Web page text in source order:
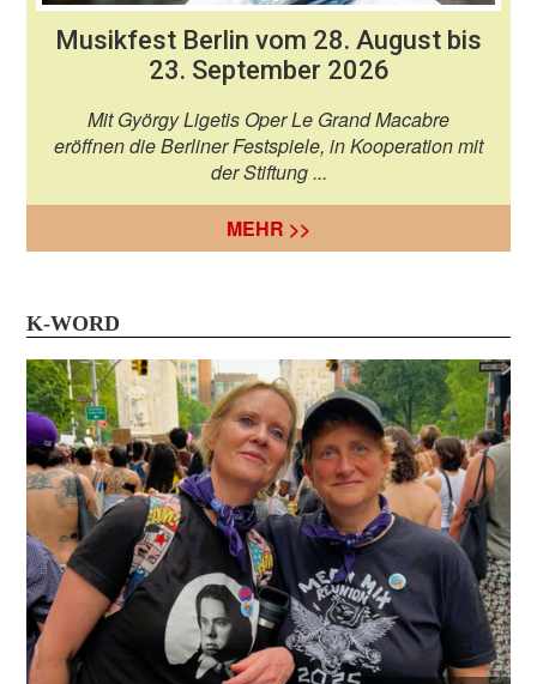
Musikfest Berlin vom 28. August bis
23. September 2026
Mit György Ligetis Oper Le Grand Macabre
eröffnen die Berliner Festspiele, in Kooperation mit
der Stiftung ...
MEHR >>
K-WORD